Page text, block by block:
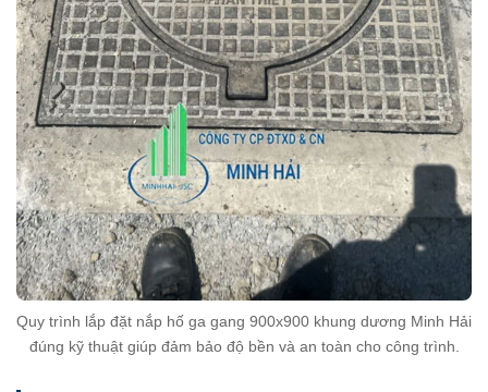
Quy trình lắp đặt nắp hố ga gang 900x900 khung dương Minh Hải
đúng kỹ thuật giúp đảm bảo độ bền và an toàn cho công trình.